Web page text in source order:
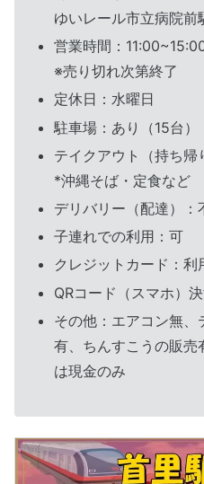
ゆいレール市立病院前
営業時間：
※売り切れ次第終了
定休日：水曜日
駐車場：あり（15台）
テイクアウト（持ち帰
*沖縄そば・定食など
デリバリー（配達）：
子連れでの利用：可
クレジットカード：利
QRコード（スマホ）
その他：エアコン無、
有、ちんすこうの販売
は現金のみ